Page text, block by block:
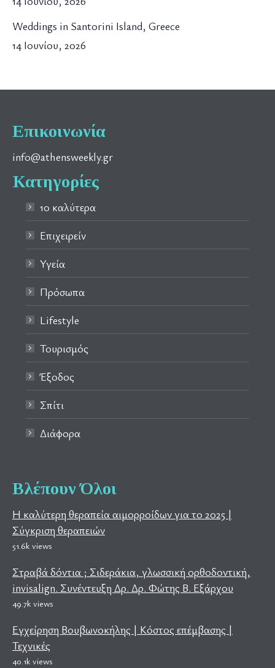
Weddings in Santorini Island, Greece
14 Ιουνίου, 2026
Επικοινωνία
info@athensweekly.gr
Κατηγορίες
10 καλύτερα
Επιχειρείν
Υγεία
Πρόσωπα
Lifestyle
Τουρισμός
Έξοδος
Σπίτι
Διάφορα
Βλέπουν Όλοι
Η καλύτερη θεραπεία αιμορροίδων για το 2025 |
Σύγκριση θεραπειών
51.6k views
Στραβά δόντια ; Σιδεράκια, γλωσσική ορθοδοντική,
invisalign. Συνέντευξη Δρ. Δρ. Φώτης Β. Εξάρχου
49.7k views
Εγχείρηση Βουβωνοκήλης | Κόστος επέμβασης |
Τεχνικές
40.1k views